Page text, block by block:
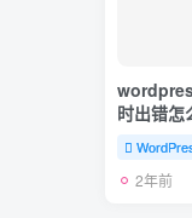
时出错怎
2年前